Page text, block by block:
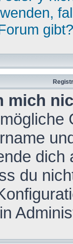
gibt?
mich
dich
du